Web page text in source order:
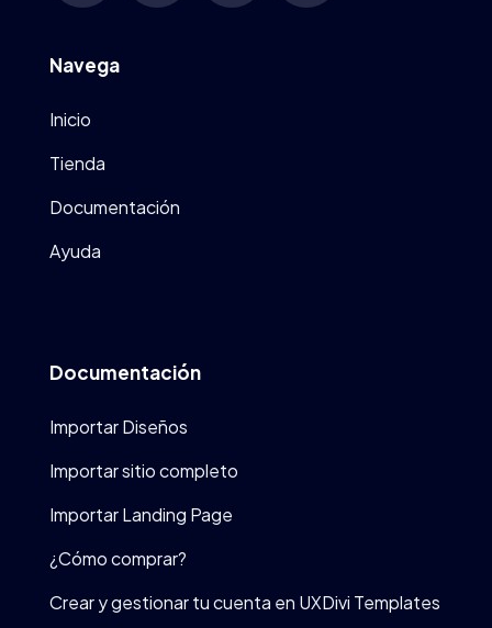
Navega
Inicio
Tienda
Documentación
Ayuda
Documentación
Importar Diseños
Importar sitio completo
Importar Landing Page
¿Cómo comprar?
Crear y gestionar tu cuenta en UXDivi Templates